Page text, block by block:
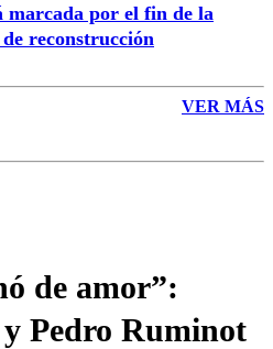
marcada por el fin de la
reconstrucción
VER MÁS
de amor”:
Pedro Ruminot